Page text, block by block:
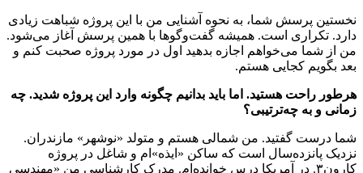
نخستین پرسش شما، به نحوه آشنایی من با این پروژه شباهت زیادی
دارد. تکراری است. همیشه گفت‌وگو‌ها با همین پرسش آغاز می‌شود.
من از شما می‌خواهم اجازه بدهید اول در مورد پروژه صحبت کنم و
بعد بگویم کجایی هستم.
هرطور راحت هستید. اما باید بدانیم چگونه وارد این پروژه شدید. چه
زمانی و به چه‌ترتیبی؟
شما درست گفتید. من شمالی هستم و متولد‌ «نوشهر» مازندران.
نزدیک پانزده‌سال است که ساکن «ایذه»ام و شاغل در پروژه
کارون۳. در آمریکا درس خوانده‌ام. مدرک کارشناسی من «مهندسی